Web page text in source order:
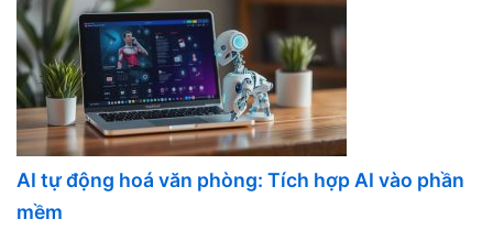
AI tự động hoá văn phòng: Tích hợp AI vào phần
mềm